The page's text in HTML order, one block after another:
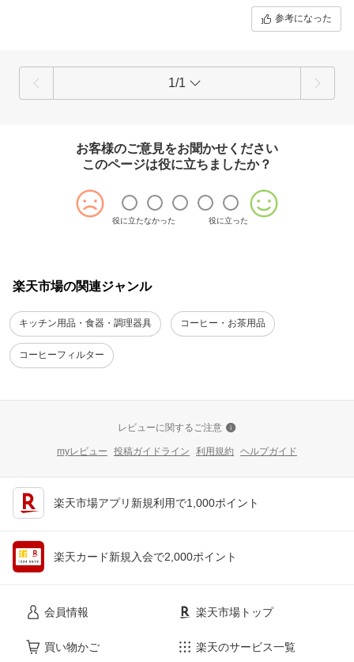
参考になった
1/1
お客様のご意見をお聞かせください
このページは役に立ちましたか？
役に立たなかった 役に立った
楽天市場の関連ジャンル
キッチン用品・食器・調理器具 コーヒー・お茶用品
コーヒーフィルター
レビューに関するご注意
myレビュー 投稿ガイドライン 利用規約 ヘルプガイド
楽天市場アプリ新規利用で1,000ポイント
楽天カード新規入会で2,000ポイント
会員情報
買い物かご
楽天市場トップ
楽天のサービス一覧